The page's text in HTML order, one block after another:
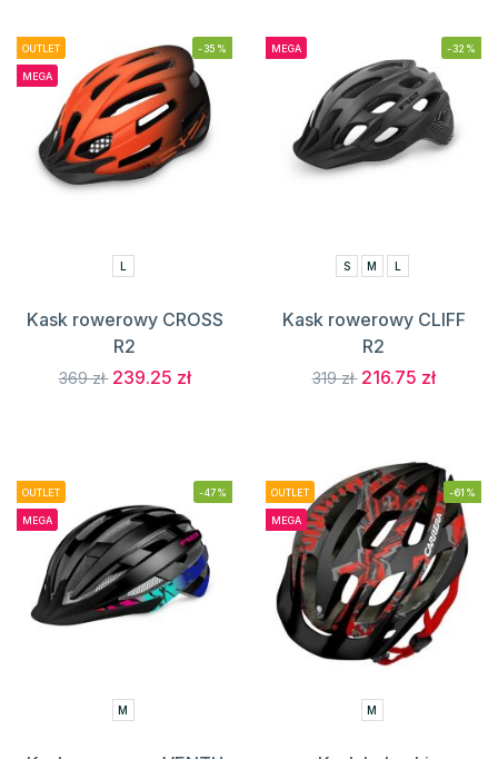
OUTLET
MEGA
-35%
L
Kask rowerowy CROSS
R2
369 zł 239.25 zł
MEGA -32%
S M L
Kask rowerowy CLIFF
R2
319 zł 216.75 zł
OUTLET
MEGA
-47%
M
OUTLET
MEGA
-61%
M